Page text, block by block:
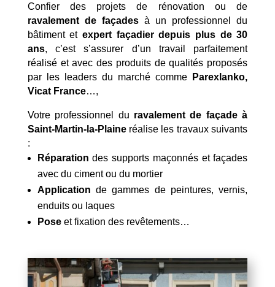
Confier des projets de rénovation ou de
ravalement de façadesà un professionnel du
bâtiment etexpert façadier depuis plus de 30
ans, c’est s’assurer d’un travail parfaitement
réalisé et avec des produits de qualités proposés
par les leaders du marché comme
Parexlanko,
Vicat France…,
Votre professionnel du ravalement de façade à
Saint-Martin-la-Plaineréalise les travaux suivants
:
Réparation des supports maçonnés et façades
avec du ciment ou du mortier
Application de gammes de peintures, vernis,
enduits ou laques
Poseet fixation des revêtements…